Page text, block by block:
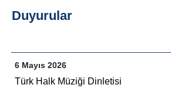
Duyurular
6 Mayıs 2026
Türk Halk Müziği Dinletisi